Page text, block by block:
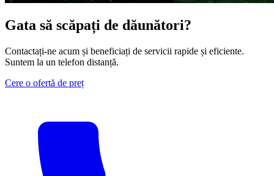
Gata să scăpați de dăunători?
Contactați-ne acum și beneficiați de servicii rapide și eficiente.
Suntem la un telefon distanță.
Cere o ofertă de preț